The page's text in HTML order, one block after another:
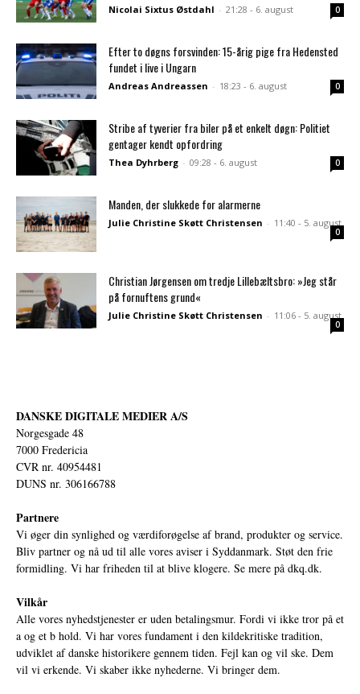
Nicolai Sixtus Østdahl - 21:28 - 6. august 0
Efter to døgns forsvinden: 15-årig pige fra Hedensted
fundet i live i Ungarn
Andreas Andreassen - 18:23 - 6. august 0
Stribe af tyverier fra biler på et enkelt døgn: Politiet
gentager kendt opfordring
Thea Dyhrberg - 09:28 - 6. august 0
Manden, der slukkede for alarmerne
Julie Christine Skøtt Christensen - 11:40 - 5. august
0
Christian Jørgensen om tredje Lillebæltsbro: »Jeg står
på fornuftens grund«
Julie Christine Skøtt Christensen - 11:06 - 5. august
0
DANSKE DIGITALE MEDIER A/S
Norgesgade 48
7000 Fredericia
CVR nr. 40954481
DUNS nr. 306166788
Partnere
Vi øger din synlighed og værdiforøgelse af brand, produkter og service.
Bliv partner og nå ud til alle vores aviser i Syddanmark. Støt den frie
formidling. Vi har friheden til at blive klogere. Se mere på dkq.dk.
Vilkår
Alle vores nyhedstjenester er uden betalingsmur. Fordi vi ikke tror på et
a og et b hold. Vi har vores fundament i den kildekritiske tradition,
udviklet af danske historikere gennem tiden. Fejl kan og vil ske. Dem
vil vi erkende. Vi skaber ikke nyhederne. Vi bringer dem.